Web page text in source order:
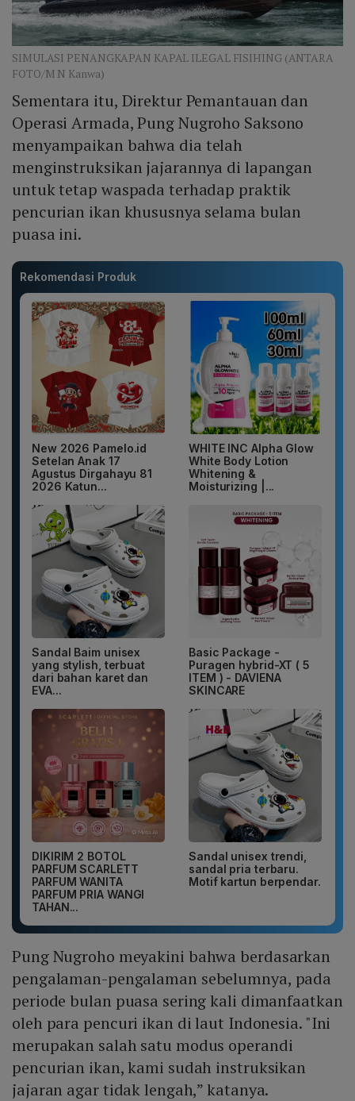
SIMULASI PENANGKAPAN KAPAL ILEGAL FISIHING (ANTARA
FOTO/M N Kanwa)
Sementara itu, Direktur Pemantauan dan
Operasi Armada, Pung Nugroho Saksono
menyampaikan bahwa dia telah
menginstruksikan jajarannya di lapangan
untuk tetap waspada terhadap praktik
pencurian ikan khususnya selama bulan
puasa ini.
Rekomendasi Produk
New 2026 Pamelo.id
Setelan Anak 17
Agustus Dirgahayu 81
2026 Katun...
WHITE INC Alpha Glow
White Body Lotion
Whitening &
Moisturizing |...
Sandal Baim unisex
yang stylish, terbuat
dari bahan karet dan
EVA...
Basic Package -
Puragen hybrid-XT ( 5
ITEM ) - DAVIENA
SKINCARE
DIKIRIM 2 BOTOL
PARFUM SCARLETT
PARFUM WANITA
PARFUM PRIA WANGI
TAHAN...
Sandal unisex trendi,
sandal pria terbaru.
Motif kartun berpendar.
Pung Nugroho meyakini bahwa berdasarkan
pengalaman-pengalaman sebelumnya, pada
periode bulan puasa sering kali dimanfaatkan
oleh para pencuri ikan di laut Indonesia. "Ini
merupakan salah satu modus operandi
pencurian ikan, kami sudah instruksikan
jajaran agar tidak lengah,” katanya.